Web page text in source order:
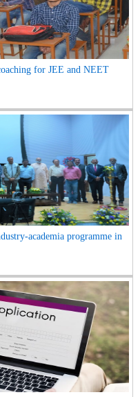
for JEE and NEET
academia programme in